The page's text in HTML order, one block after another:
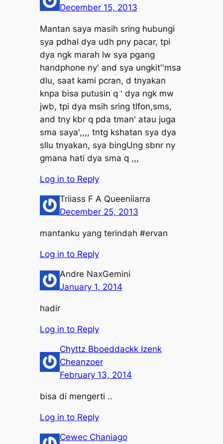
December 15, 2013
Mantan saya masih sring hubungi
sya pdhal dya udh pny pacar, tpi
dya ngk marah lw sya pgang
handphone ny' and sya ungkit''msa
dlu, saat kami pcran, d tnyakan
knpa bisa putusin q ' dya ngk mw
jwb, tpi dya msih sring tlfon,sms,
and tny kbr q pda tman' atau juga
sma saya',,,, tntg kshatan sya dya
sllu tnyakan, sya bingUng sbnr ny
gmana hati dya sma q ,,,
Log in to Reply
Triiass F A Queeniiarra
December 25, 2013
mantanku yang terindah #ervan
Log in to Reply
Andre NaxGemini
January 1, 2014
hadir
Log in to Reply
Chyttz Bboeddackk Izenk
Cheanzoer
February 13, 2014
bisa di mengerti ..
Log in to Reply
Cewec Chaniago